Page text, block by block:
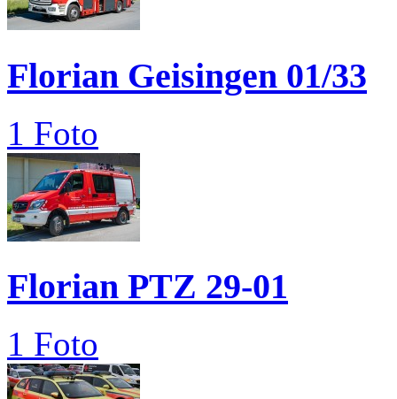
Florian Geisingen 01/33
1 Foto
Florian PTZ 29-01
1 Foto